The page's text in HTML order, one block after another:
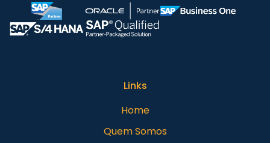
Links
Home
Quem Somos